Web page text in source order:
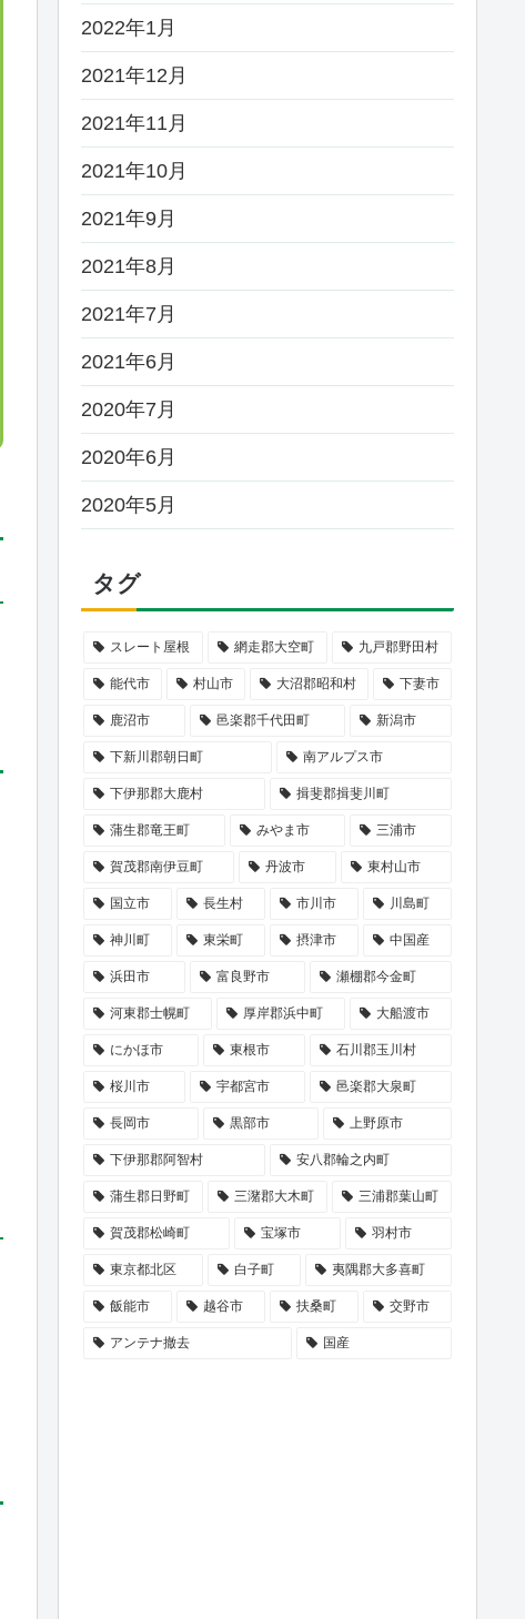
2022年1月
2021年12月
2021年11月
2021年10月
2021年9月
2021年8月
2021年7月
2021年6月
2020年7月
2020年6月
2020年5月
タグ
スレート屋根 網走郡大空町 九戸郡野田村
能代市 村山市 大沼郡昭和村 下妻市
鹿沼市 邑楽郡千代田町 新潟市
下新川郡朝日町 南アルプス市
下伊那郡大鹿村 揖斐郡揖斐川町
蒲生郡竜王町 みやま市 三浦市
賀茂郡南伊豆町 丹波市 東村山市
国立市 長生村 市川市 川島町
神川町 東栄町 摂津市 中国産
浜田市 富良野市 瀬棚郡今金町
河東郡士幌町 厚岸郡浜中町 大船渡市
にかほ市 東根市 石川郡玉川村
桜川市 宇都宮市 邑楽郡大泉町
長岡市 黒部市 上野原市
下伊那郡阿智村 安八郡輪之内町
蒲生郡日野町 三潴郡大木町 三浦郡葉山町
賀茂郡松崎町 宝塚市 羽村市
東京都北区 白子町 夷隅郡大多喜町
飯能市 越谷市 扶桑町 交野市
アンテナ撤去 国産